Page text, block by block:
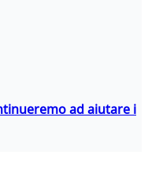
ad aiutare i